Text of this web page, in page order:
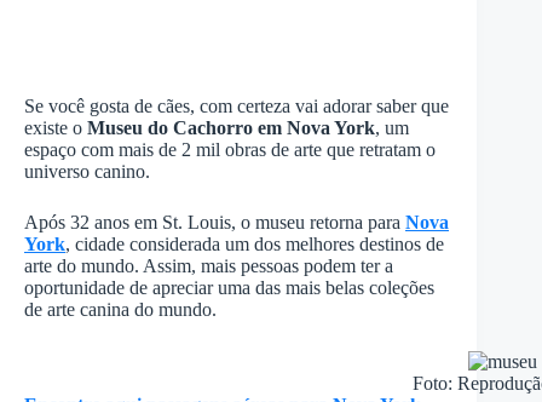
Se você gosta de cães, com certeza vai adorar saber que
existe o Museu do Cachorro em Nova York, um
espaço com mais de 2 mil obras de arte que retratam o
universo canino.
Após 32 anos em St. Louis, o museu retorna para Nova
York, cidade considerada um dos melhores destinos de
arte do mundo. Assim, mais pessoas podem ter a
oportunidade de apreciar uma das mais belas coleções
de arte canina do mundo.
Foto: